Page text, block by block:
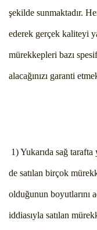
şekilde sunmaktadır.
ederek gerçek kaliteyi
mürekkepleri bazı
alacağınızı garanti
1) Yukarıda sağ
de satılan birçok
olduğunun boyutlarını
iddiasıyla satılan